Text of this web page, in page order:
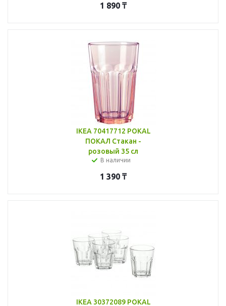
1 890 ₸
IKEA 70417712 POKAL
ПОКАЛ Стакан -
розовый 35 сл
В наличии
1 390 ₸
IKEA 30372089 POKAL